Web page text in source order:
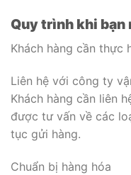
Quy trình khi bạn
Khách hàng cần thực
Liên hệ với công ty
Khách hàng cần liên
được tư vấn về các
tục gửi hàng.
Chuẩn bị hàng hóa